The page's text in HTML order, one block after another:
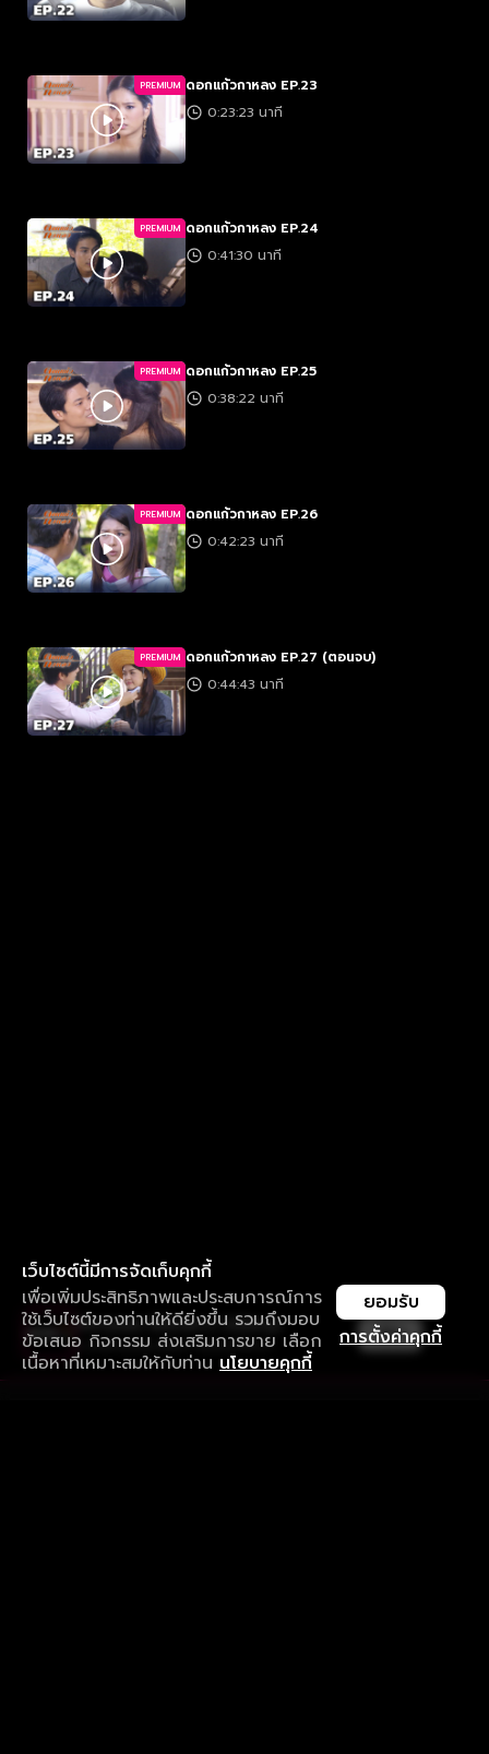
PREMIUM ดอกแก้วกาหลง EP.23
0:23:23 นาที
PREMIUM ดอกแก้วกาหลง EP.24
0:41:30 นาที
PREMIUM ดอกแก้วกาหลง EP.25
0:38:22 นาที
PREMIUM ดอกแก้วกาหลง EP.26
0:42:23 นาที
PREMIUM ดอกแก้วกาหลง EP.27 (ตอนจบ)
0:44:43 นาที
เว็บไซต์นี้มีการจัดเก็บคุกกี้
เพื่อเพิ่มประสิทธิภาพและประสบการณ์การ
ใช้เว็บไซต์ของท่านให้ดียิ่งขึ้น รวมถึงมอบ
ข้อเสนอ กิจกรรม ส่งเสริมการขาย เลือก
เนื้อหาที่เหมาะสมให้กับท่าน นโยบายคุกกี้
การตั้งค่าคุกกี้
ยอมรับ
ใช้งานแอป ลื่นไหลกว่า ไม่มีสะดุด
ดาวน์โหลดแอปเพื่อการรับชมที่ดีกว่า เปิด